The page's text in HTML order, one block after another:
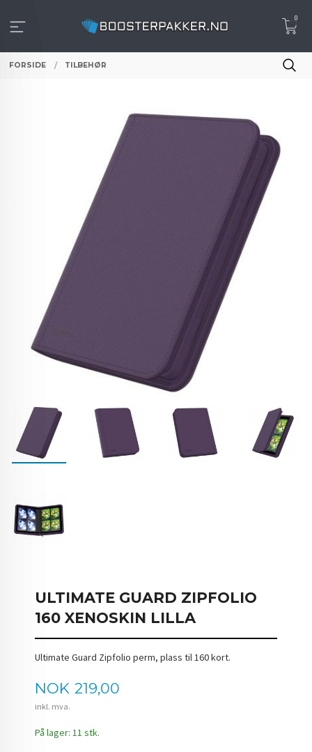
innholdet
0
FORSIDE TILBEHØR
ULTIMATE GUARD ZIPFOLIO
160 XENOSKIN LILLA
Ultimate Guard Zipfolio perm, plass til 160 kort.
Pris
NOK 219,00
inkl. mva.
På lager: 11 stk.